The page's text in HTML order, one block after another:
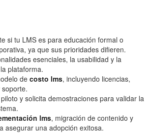
si tu LMS es para educación formal o
ya que sus prioridades difieren.
esenciales, la usabilidad y la
plataforma.
de costo lms, incluyendo licencias,
y solicita demostraciones para validar la
lms, migración de contenido y
asegurar una adopción exitosa.